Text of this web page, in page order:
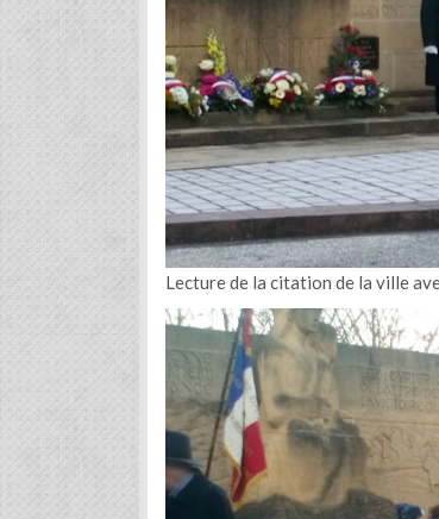
Lecture de la citation de la ville